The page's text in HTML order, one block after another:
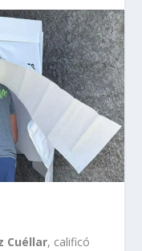
Cuéllar, calificó